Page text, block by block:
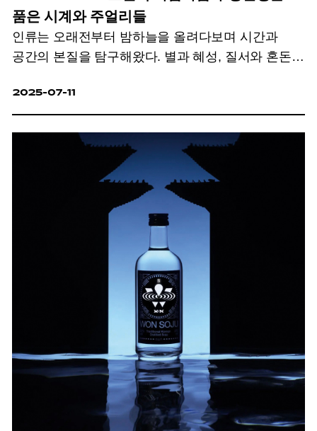
품은 시계와 주얼리들
인류는 오래전부터 밤하늘을 올려다보며 시간과
공간의 본질을 탐구해왔다. 별과 혜성, 질서와 혼돈이
매혹적이기에! 경이로운 시공간 속, 초월적
아름다움과 정밀성을 품은 여덟 점의 시계와
주얼리가 펼쳐진다.
2025-07-11